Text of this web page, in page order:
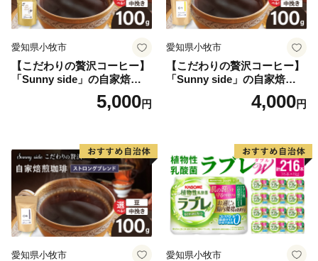
愛知県小牧市
【こだわりの贅沢コーヒー】
「Sunny side」の自家焙煎珈
琲こまきブレンド（100g）
5,000円
愛知県小牧市
【こだわりの贅沢コーヒー】
「Sunny side」の自家焙煎珈
琲サニーブレンド（100g）
4,000円
愛知県小牧市 愛知県小牧市